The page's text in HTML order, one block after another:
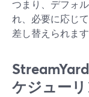
つまり、デフォ
れ、必要に応じ
差し替えられます
ケジュー